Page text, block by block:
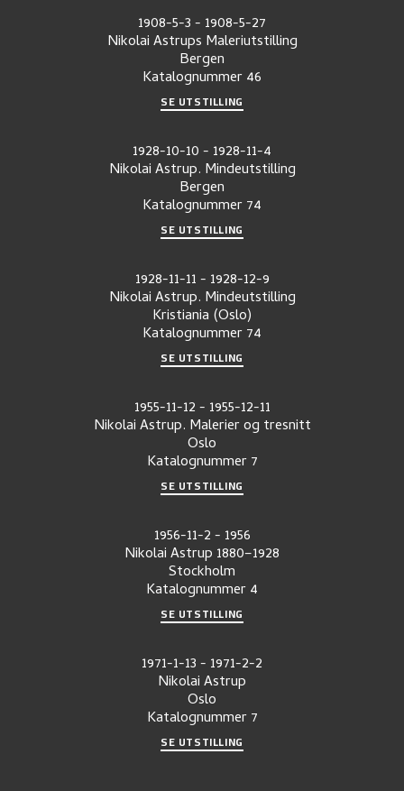
1908-5-3- 1908-5-27
Nikolai Astrups Maleriutstilling
Bergen
Katalognummer46
SE UTSTILLING
1928-10-10- 1928-11-4
Nikolai Astrup. Mindeutstilling
Bergen
Katalognummer74
SE UTSTILLING
1928-11-11- 1928-12-9
Nikolai Astrup. Mindeutstilling
Kristiania (Oslo)
Katalognummer74
SE UTSTILLING
1955-11-12- 1955-12-11
Nikolai Astrup. Malerier og tresnitt
Oslo
Katalognummer 7
SE UTSTILLING
1956-11-2- 1956
Nikolai Astrup 1880–1928
Stockholm
Katalognummer4
SE UTSTILLING
1971-1-13- 1971-2-2
Nikolai Astrup
Oslo
Katalognummer 7
SE UTSTILLING